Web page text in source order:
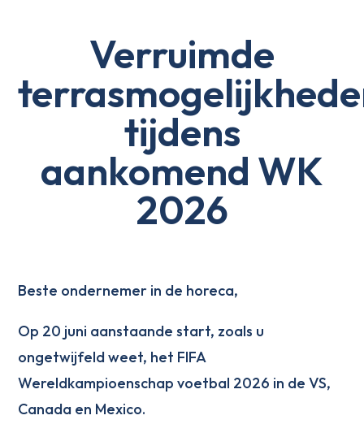
Verruimde
tijdens
aankomend WK
2026
Beste ondernemer in de horeca,
Op 20 juni aanstaande start, zoals u
ongetwijfeld weet, het FIFA
Wereldkampioenschap voetbal 2026 in de VS,
Canada en Mexico.